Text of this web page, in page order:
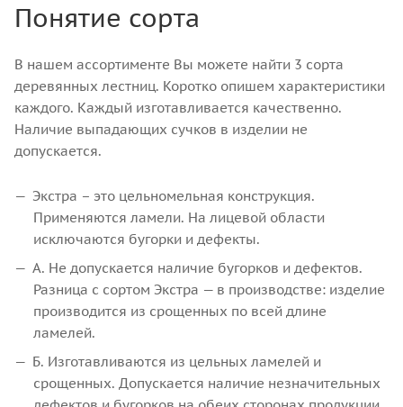
Понятие сорта
В нашем ассортименте Вы можете найти 3 сорта
деревянных лестниц. Коротко опишем характеристики
каждого. Каждый изготавливается качественно.
Наличие выпадающих сучков в изделии не
допускается.
Экстра – это цельномельная конструкция.
Применяются ламели. На лицевой области
исключаются бугорки и дефекты.
А. Не допускается наличие бугорков и дефектов.
Разница с сортом Экстра — в производстве: изделие
производится из срощенных по всей длине
ламелей.
Б. Изготавливаются из цельных ламелей и
срощенных. Допускается наличие незначительных